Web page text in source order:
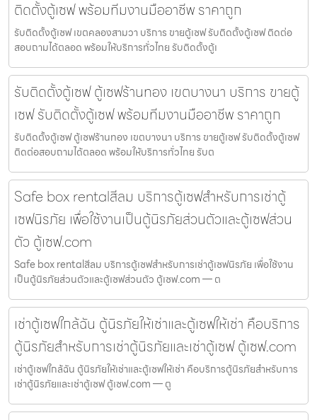
ติดตั้งตู้เซฟ พร้อมทีมงานมืออาชีพ ราคาถูก
รับติดตั้งตู้เซฟ เขตคลองสามวา บริการ ขายตู้เซฟ รับติดตั้งตู้เซฟ ติดต่อ
สอบถามได้ตลอด พร้อมให้บริการทั่วไทย รับติดตั้งตู้เ
รับติดตั้งตู้เซฟ ตู้เซฟร้านทอง เขตบางนา บริการ ขายตู้
เซฟ รับติดตั้งตู้เซฟ พร้อมทีมงานมืออาชีพ ราคาถูก
รับติดตั้งตู้เซฟ ตู้เซฟร้านทอง เขตบางนา บริการ ขายตู้เซฟ รับติดตั้งตู้เซฟ
ติดต่อสอบถามได้ตลอด พร้อมให้บริการทั่วไทย รับต
Safe box rentalสีลม บริการตู้เซฟสำหรับการเช่าตู้
เซฟนิรภัย เพื่อใช้งานเป็นตู้นิรภัยส่วนตัวและตู้เซฟส่วน
ตัว ตู้เซฟ.com
Safe box rentalสีลม บริการตู้เซฟสำหรับการเช่าตู้เซฟนิรภัย เพื่อใช้งาน
เป็นตู้นิรภัยส่วนตัวและตู้เซฟส่วนตัว ตู้เซฟ.com — ต
เช่าตู้เซฟใกล้ฉัน ตู้นิรภัยให้เช่าและตู้เซฟให้เช่า คือบริการ
ตู้นิรภัยสำหรับการเช่าตู้นิรภัยและเช่าตู้เซฟ ตู้เซฟ.com
เช่าตู้เซฟใกล้ฉัน ตู้นิรภัยให้เช่าและตู้เซฟให้เช่า คือบริการตู้นิรภัยสำหรับการ
เช่าตู้นิรภัยและเช่าตู้เซฟ ตู้เซฟ.com — ตู